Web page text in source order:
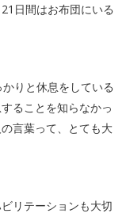
日間はお布団にいる
りと休息をしている
ることを知らなかっ
言葉って、とても大
リテーションも大切